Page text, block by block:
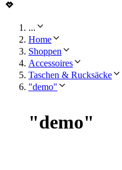
...
Home
Shoppen
Accessoires
Taschen & Rucksäcke
"demo"
"demo"